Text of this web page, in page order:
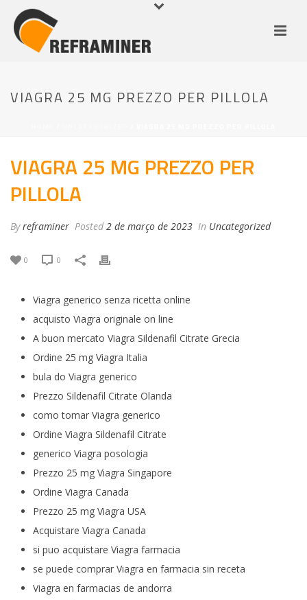
VIAGRA 25 MG PREZZO PER PILLOLA
VIAGRA 25 MG PREZZO PER
PILLOLA
Byreframiner Posted 2 de março de 2023 In Uncategorized
0 0
Viagra generico senza ricetta online
acquisto Viagra originale on line
A buon mercato Viagra Sildenafil Citrate Grecia
Ordine 25 mg Viagra Italia
bula do Viagra generico
Prezzo Sildenafil Citrate Olanda
como tomar Viagra generico
Ordine Viagra Sildenafil Citrate
generico Viagra posologia
Prezzo 25 mg Viagra Singapore
Ordine Viagra Canada
Prezzo 25 mg Viagra USA
Acquistare Viagra Canada
si puo acquistare Viagra farmacia
se puede comprar Viagra en farmacia sin receta
Viagra en farmacias de andorra